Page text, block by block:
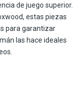
de juego superior.
estas piezas
para garantizar
las hace ideales